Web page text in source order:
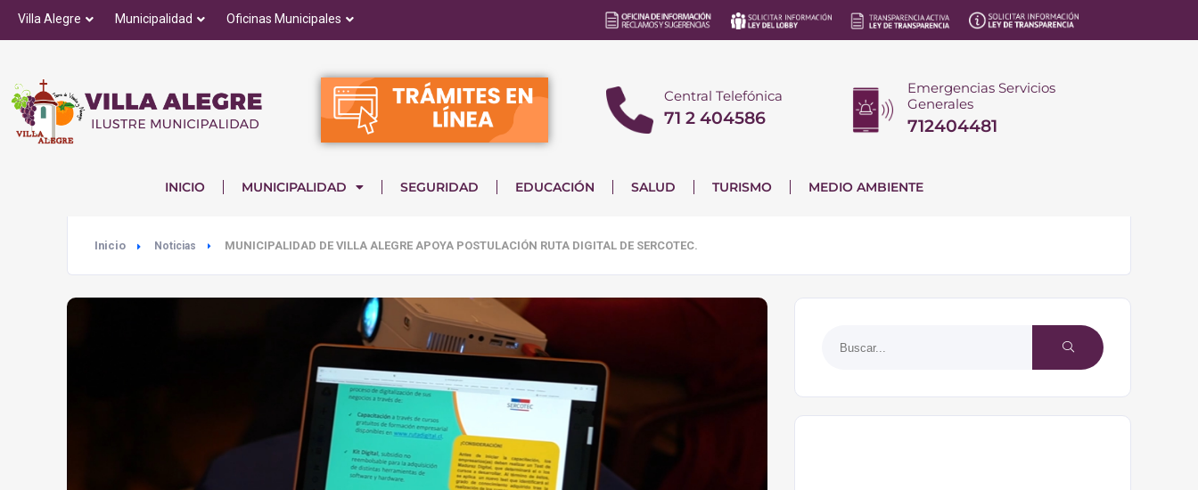
Villa Alegre Municipalidad Oficinas Municipales
Central Telefónica
71 2 404586
Emergencias Servicios
Generales
712404481
INICIO MUNICIPALIDAD SEGURIDAD EDUCACIÓN SALUD TURISMO MEDIO AMBIENTE
Inicio Noticias MUNICIPALIDAD DE VILLA ALEGRE APOYA POSTULACIÓN RUTA DIGITAL DE SERCOTEC.